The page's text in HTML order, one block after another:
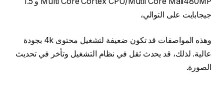
جيجابايت على التوالي،
وهذه المواصفات قد تكون ضعيفة لتشغيل محتوى 4k بجودة
عالية. لذلك، قد يحدث ثقل في نظام التشغيل وتأخر في تحديث
الصورة.